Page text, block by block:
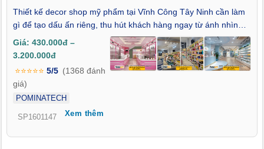
Thiết kế decor shop mỹ phẩm tại Vĩnh Công Tây Ninh cần làm
gì để tạo dấu ấn riêng, thu hút khách hàng ngay từ ánh nhìn
đầu tiên? Giữa vô vàn lựa chọn trong ngành làm đẹp, một shop
mỹ phẩm không chỉ là nơi bày bán sản phẩm, mà còn là không
gian kể chuyện — nơi thương hiệu được truyền tải bằng ánh
sáng, màu sắc và cảm xúc. Bài viết này sẽ mang đến cho bạn
cái nhìn tổng thể, tinh tế và đầy cảm hứng về cách thiết kế
decor shop mỹ phẩm tại Vĩnh Công Tây Ninh, với những gợi ý
đắt giá giúp bạn kiến tạo một không gian sang trọng, cuốn hút
Giá: 430.000đ –
3.200.000đ
⭐⭐⭐⭐⭐ 5/5 (1368 đánh
giá)
POMINATECH
SP1601147 Xem thêm